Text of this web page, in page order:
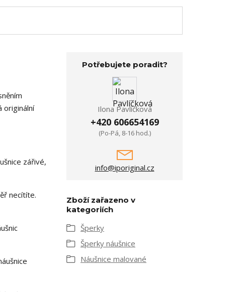
originální
zářivé,
necítíte.
Potřebujete poradit?
Ilona Pavlíčková
+420 606654169
(Po-Pá, 8-16 hod.)
info@iporiginal.cz
Zboží zařazeno v
kategoriích
Šperky
Šperky náušnice
Náušnice malované